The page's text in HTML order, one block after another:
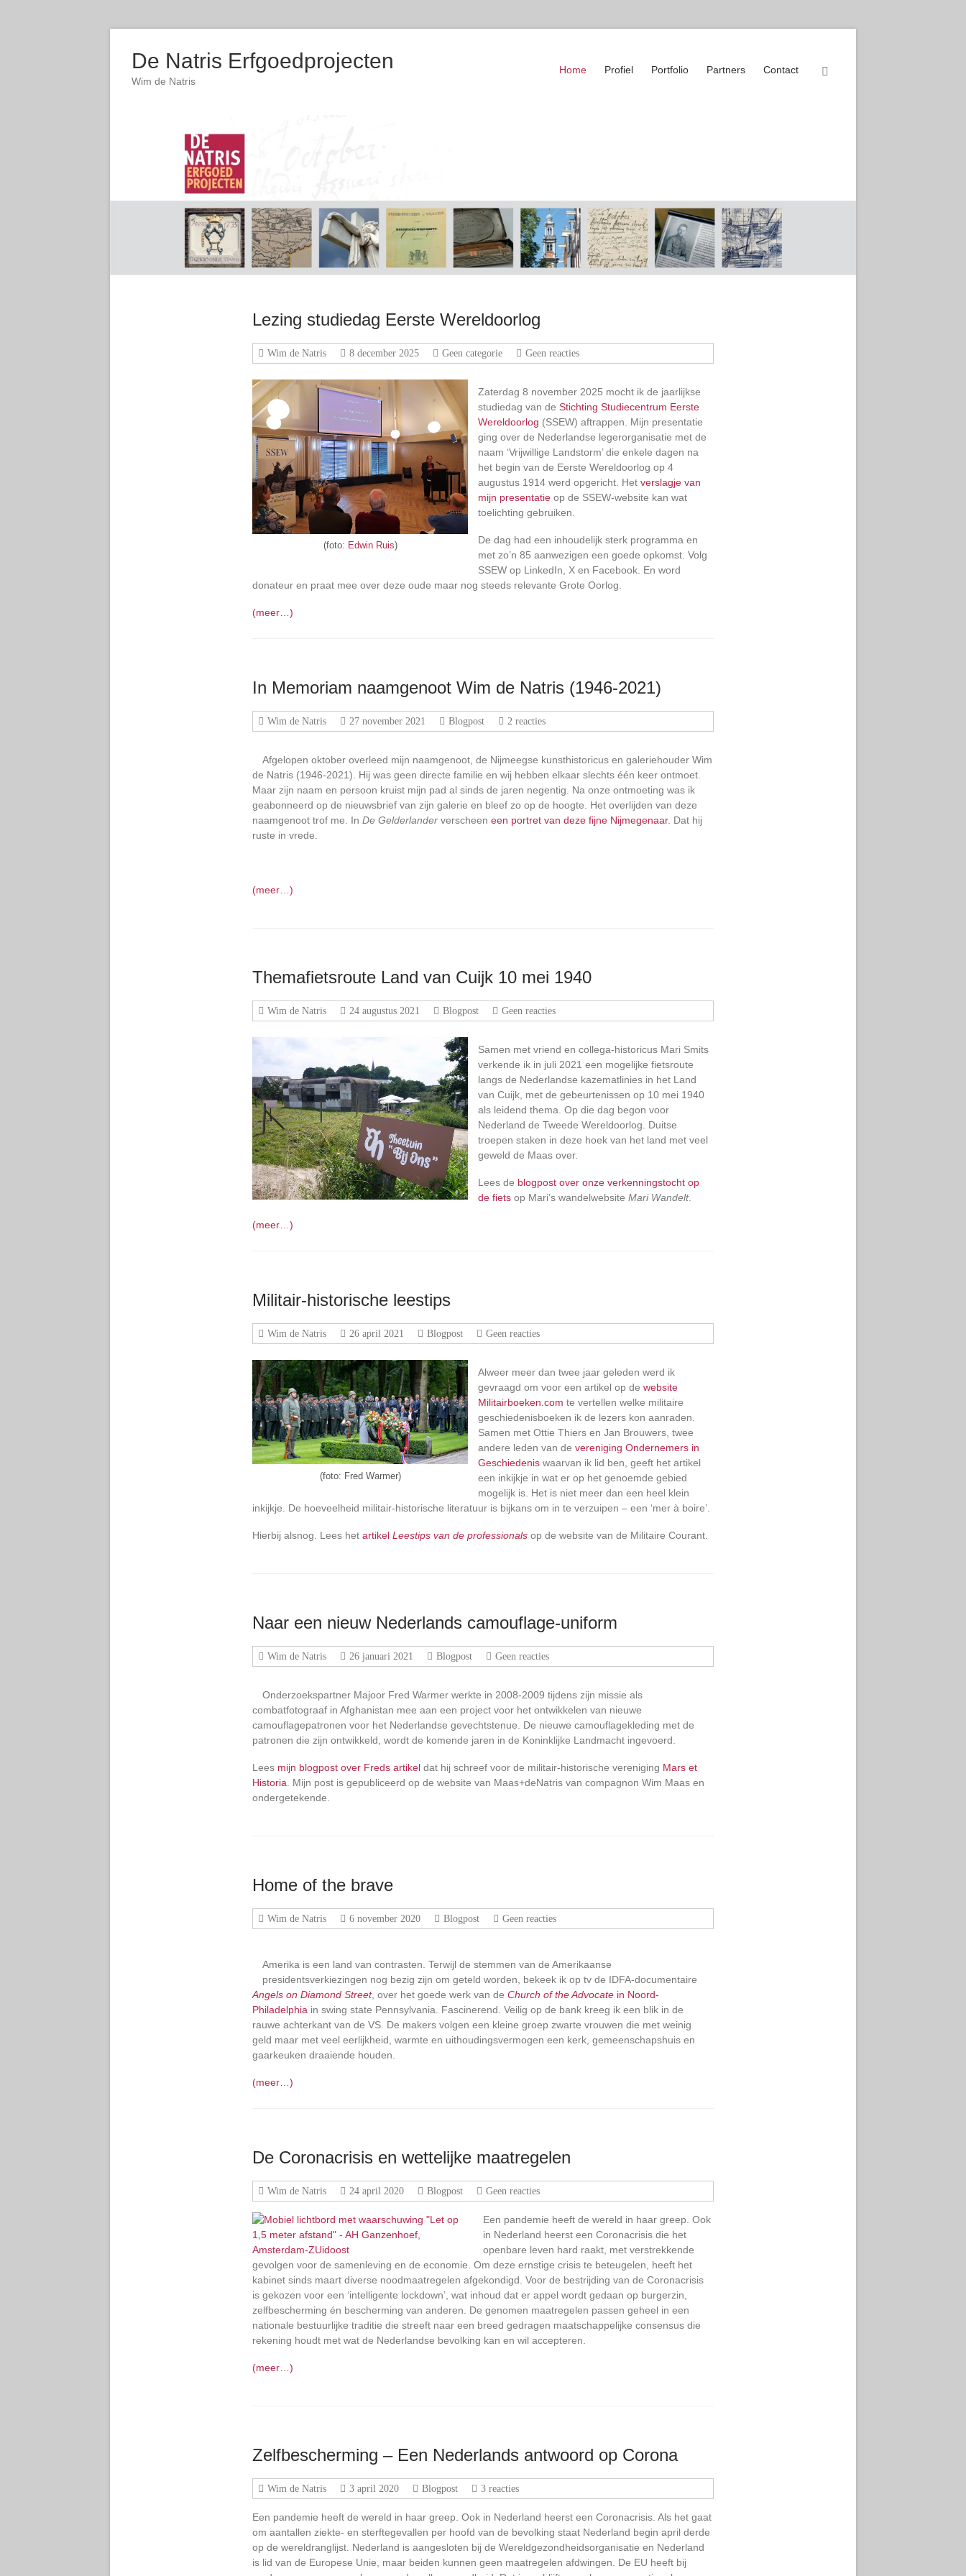
De Natris Erfgoedprojecten
Wim de Natris
Home Profiel Portfolio Partners Contact
Lezing studiedag Eerste Wereldoorlog
Wim de Natris 8 december 2025 Geen categorie Geen reacties
(foto: Edwin Ruis)
Zaterdag 8 november 2025 mocht ik de jaarlijkse
studiedag van deStichting Studiecentrum Eerste
Wereldoorlog (SSEW) aftrappen. Mijn presentatie
ging over de Nederlandse legerorganisatie met de
naam ‘Vrijwillige Landstorm’ die enkele dagen na
het begin van de Eerste Wereldoorlog op 4
augustus 1914 werd opgericht. Hetverslagje van
mijn presentatie op de SSEW-website kan wat
toelichting gebruiken.
De dag had een inhoudelijk sterk programma en
met zo’n 85 aanwezigen een goede opkomst. Volg
SSEW op LinkedIn, X en Facebook. En word
donateur en praat mee over deze oude maar nog steeds relevante Grote Oorlog.
(meer…)
In Memoriam naamgenoot Wim de Natris (1946-2021)
Wim de Natris 27 november 2021 Blogpost 2 reacties
Afgelopen oktober overleed mijn naamgenoot, de Nijmeegse kunsthistoricus en galeriehouder Wim
de Natris (1946-2021). Hij was geen directe familie en wij hebben elkaar slechts één keer ontmoet.
Maar zijn naam en persoon kruist mijn pad al sinds de jaren negentig. Na onze ontmoeting was ik
geabonneerd op de nieuwsbrief van zijn galerie en bleef zo op de hoogte. Het overlijden van deze
naamgenoot trof me. InDe Gelderlander verscheeneen portret van deze fijne Nijmegenaar. Dat hij
ruste in vrede.
(meer…)
Themafietsroute Land van Cuijk 10 mei 1940
Wim de Natris 24 augustus 2021 Blogpost Geen reacties
Samen met vriend en collega-historicus Mari Smits
verkende ik in juli 2021 een mogelijke fietsroute
langs de Nederlandse kazematlinies in het Land
van Cuijk, met de gebeurtenissen op 10 mei 1940
als leidend thema. Op die dag begon voor
Nederland de Tweede Wereldoorlog. Duitse
troepen staken in deze hoek van het land met veel
geweld de Maas over.
Lees de blogpost over onze verkenningstocht op
de fiets op Mari’s wandelwebsiteMari Wandelt.
(meer…)
Militair-historische leestips
Wim de Natris 26 april 2021 Blogpost Geen reacties
(foto: Fred Warmer)
Alweer meer dan twee jaar geleden werd ik
gevraagd om voor een artikel op dewebsite
Militairboeken.com te vertellen welke militaire
geschiedenisboeken ik de lezers kon aanraden.
Samen met Ottie Thiers en Jan Brouwers, twee
andere leden van devereniging Ondernemers in
Geschiedenis waarvan ik lid ben, geeft het artikel
een inkijkje in wat er op het genoemde gebied
mogelijk is. Het is niet meer dan een heel klein
inkijkje. De hoeveelheid militair-historische literatuur is bijkans om in te verzuipen – een ‘mer à boire’.
Hierbij alsnog. Lees hetartikelLeestips van de professionals op de website van de Militaire Courant.
Naar een nieuw Nederlands camouflage-uniform
Wim de Natris 26 januari 2021 Blogpost Geen reacties
Onderzoekspartner Majoor Fred Warmer werkte in 2008-2009 tijdens zijn missie als
combatfotograaf in Afghanistan mee aan een project voor het ontwikkelen van nieuwe
camouflagepatronen voor het Nederlandse gevechtstenue. De nieuwe camouflagekleding met de
patronen die zijn ontwikkeld, wordt de komende jaren in de Koninklijke Landmacht ingevoerd.
Lees mijn blogpost over Freds artikel dat hij schreef voor de militair-historische vereniging Mars et
Historia. Mijn post is gepubliceerd op de website van Maas+deNatris van compagnon Wim Maas en
ondergetekende.
Home of the brave
Wim de Natris 6 november 2020 Blogpost Geen reacties
Amerika is een land van contrasten. Terwijl de stemmen van de Amerikaanse
presidentsverkiezingen nog bezig zijn om geteld worden, bekeek ik op tv de IDFA-documentaire
Angels on Diamond Street, over het goede werk van deChurch of the Advocate in Noord-
Philadelphia in swing state Pennsylvania. Fascinerend. Veilig op de bank kreeg ik een blik in de
rauwe achterkant van de VS. De makers volgen een kleine groep zwarte vrouwen die met weinig
geld maar met veel eerlijkheid, warmte en uithoudingsvermogen een kerk, gemeenschapshuis en
gaarkeuken draaiende houden.
(meer…)
De Coronacrisis en wettelijke maatregelen
Wim de Natris 24 april 2020 Blogpost Geen reacties
Een pandemie heeft de wereld in haar greep. Ook
in Nederland heerst een Coronacrisis die het
openbare leven hard raakt, met verstrekkende
gevolgen voor de samenleving en de economie. Om deze ernstige crisis te beteugelen, heeft het
kabinet sinds maart diverse noodmaatregelen afgekondigd. Voor de bestrijding van de Coronacrisis
is gekozen voor een ‘intelligente lockdown’, wat inhoud dat er appel wordt gedaan op burgerzin,
zelfbescherming én bescherming van anderen. De genomen maatregelen passen geheel in een
nationale bestuurlijke traditie die streeft naar een breed gedragen maatschappelijke consensus die
rekening houdt met wat de Nederlandse bevolking kan en wil accepteren.
(meer…)
Zelfbescherming – Een Nederlands antwoord op Corona
Wim de Natris 3 april 2020 Blogpost 3 reacties
Een pandemie heeft de wereld in haar greep. Ook in Nederland heerst een Coronacrisis. Als het gaat
om aantallen ziekte- en sterftegevallen per hoofd van de bevolking staat Nederland begin april derde
op de wereldranglijst. Nederland is aangesloten bij de Wereldgezondheidsorganisatie en Nederland
is lid van de Europese Unie, maar beiden kunnen geen maatregelen afdwingen. De EU heeft bij